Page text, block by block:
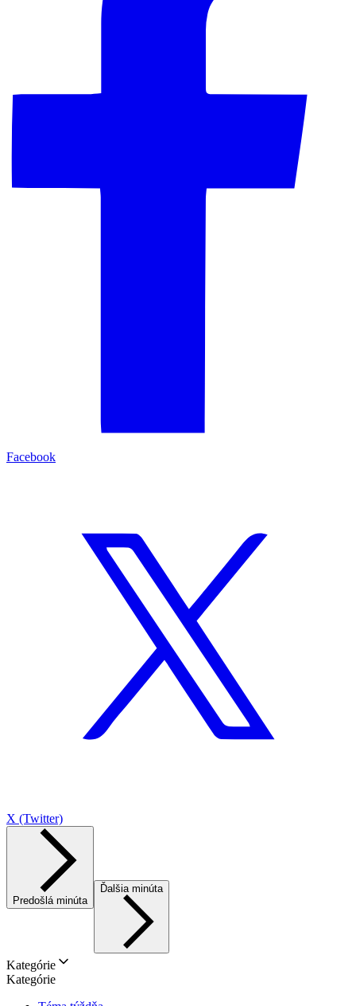
Facebook
X (Twitter)
Predošlá minúta
Ďalšia minúta
Kategórie
Kategórie